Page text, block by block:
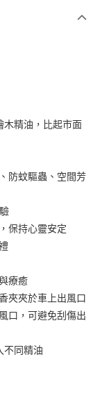
木精油，比起市面
防蚊驅蟲、空間芳
保持心靈安定
療癒
夾夾於車上出風口
口，可避免刮傷出
不同精油